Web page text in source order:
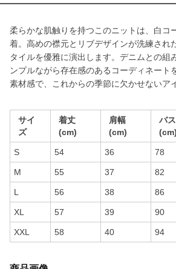
柔らかな肌触りを持つこのニットは、白コ
着。高めの襟元とリブデザインが洗練され
タイルを優雅に演出します。デニムとの組
ンプルながら存在感のあるコーディネート
素材感で、これからの季節に欠かせないア
サイ
ズ
着丈
(cm)
肩幅
(cm)
バ
(cm)
S 54 36 78
M 55 37 82
L 56 38 86
XL 57 39 90
XXL 58 40 94